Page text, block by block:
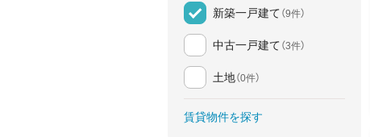
新築一戸建て （9件）
中古一戸建て （3件）
土地（0件）
賃貸物件を探す